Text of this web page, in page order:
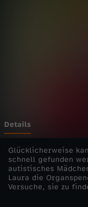
r
-
D
Details
Glücklicherweise
schnell gefunden
autistisches
Laura die
Versuche, sie zu